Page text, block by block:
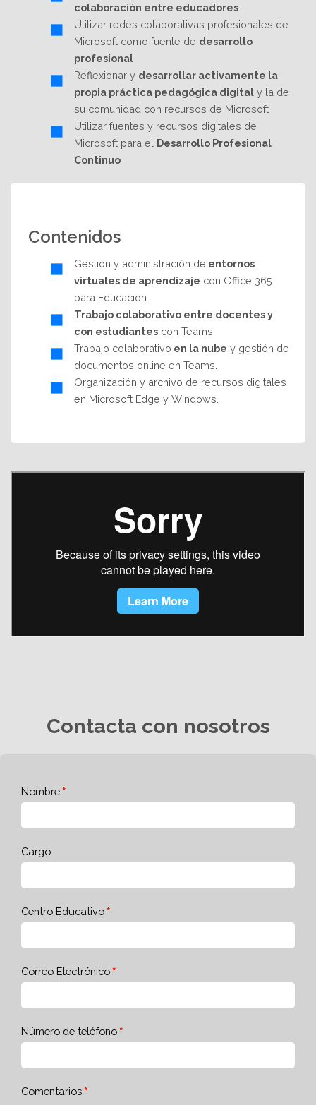
colaboración entre educadores
Utilizar redes colaborativas profesionales de
Microsoft como fuente de desarrollo
profesional
Reflexionar y desarrollar activamente la
propia práctica pedagógica digital y la de
su comunidad con recursos de Microsoft
Utilizar fuentes y recursos digitales de
Microsoft para el Desarrollo Profesional
Continuo
Contenidos
Gestión y administración de entornos
virtuales de aprendizaje con Office 365
para Educación.
Trabajo colaborativo entre docentes y
con estudiantes con Teams.
Trabajo colaborativo en la nube y gestión de
documentos online en Teams.
Organización y archivo de recursos digitales
en Microsoft Edge y Windows.
Contacta con nosotros
Nombre
Cargo
Centro Educativo
Correo Electrónico
Número de teléfono
Comentarios